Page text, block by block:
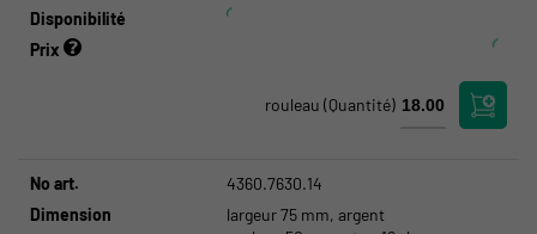
Disponibilité
Prix
rouleau (Quantité)
No art.
4360.7630.14
Dimension
largeur 75 mm, argent